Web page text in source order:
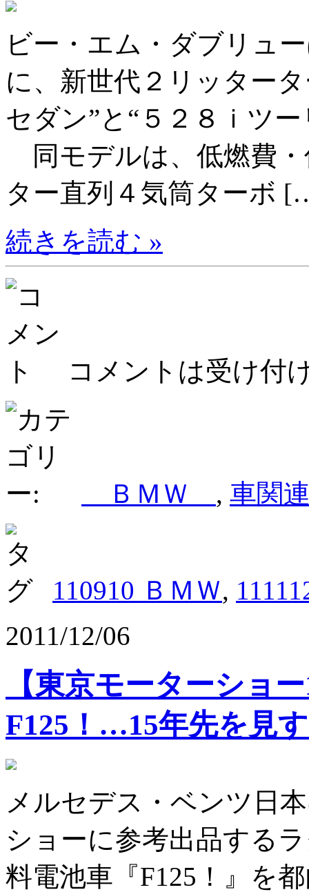
ビー・エム・ダブリュ
に、新世代２リッター
セダン”と“５２８ｉツ
同モデルは、低燃費
ター直列４気筒ターボ
続きを読む »
コメントは受け付
ＢＭＷ , 車関
110910 ＢＭＷ,
2011/12/06
【東京モーターショ
F125！…15年先を見
メルセデス・ベンツ日
ショーに参考出品する
料電池車『F125！』を